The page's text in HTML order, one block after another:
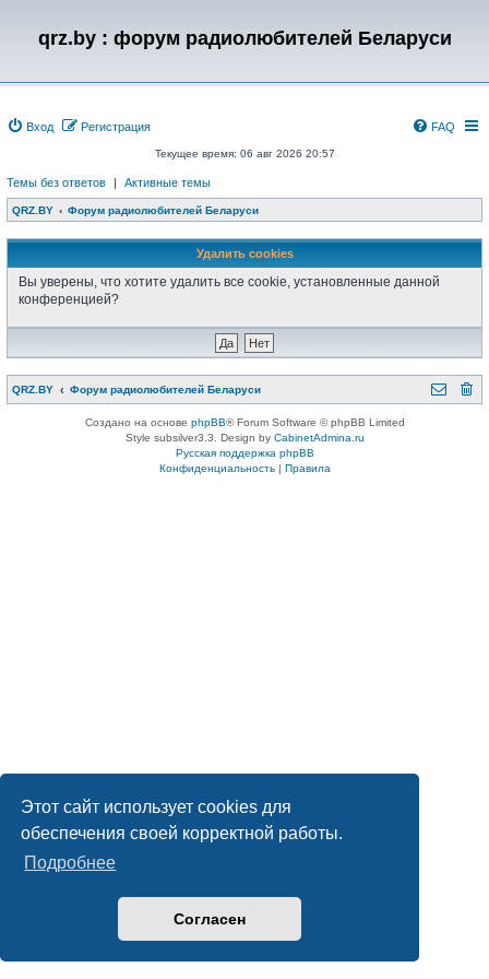
Этот сайт использует cookies для
обеспечения своей корректной работы.
Подробнее
Согласен
qrz.by : форум радиолюбителей Беларуси
Вход Регистрация FAQ
Текущее время: 06 авг 2026 20:57
Темы без ответов | Активные темы
QRZ.BY Форум радиолюбителей Беларуси
Удалить cookies
Вы уверены, что хотите удалить все cookie, установленные данной
конференцией?
QRZ.BY Форум радиолюбителей Беларуси
Создано на основе phpBB® Forum Software © phpBB Limited
Style subsilver3.3. Design by CabinetAdmina.ru
Русская поддержка phpBB
Конфиденциальность| Правила